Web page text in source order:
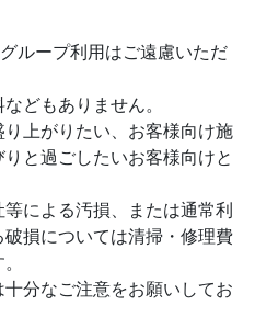
ループ利用はご遠慮いただ
どもありません。
上がりたい、お客様向け施
と過ごしたいお客様向けと
による汚損、または通常利
損については清掃・修理費
分なご注意をお願いしてお